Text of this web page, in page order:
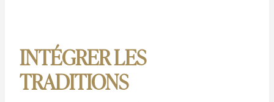
INTÉGRER LES
TRADITIONS